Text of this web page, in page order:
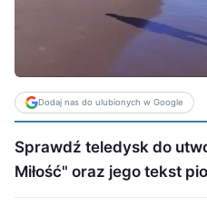
Dodaj nas do ulubionych w Google
Sprawdź teledysk do
Miłość" oraz jego tekst